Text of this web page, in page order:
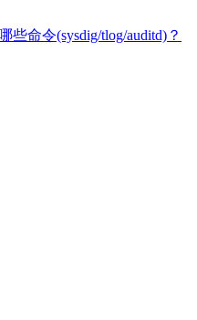
命令(sysdig/tlog/auditd)？